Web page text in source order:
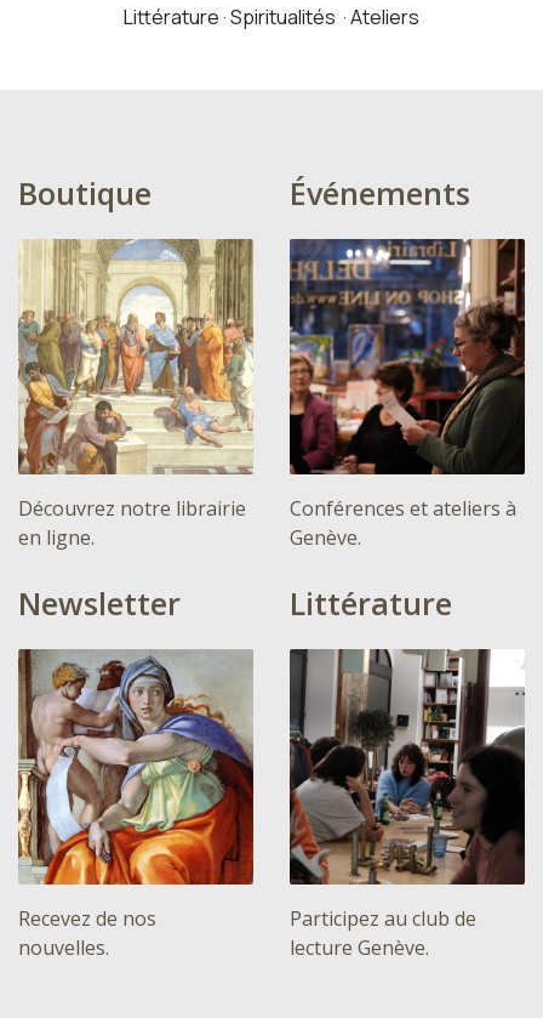
Littérature · Spiritualités · Ateliers
Boutique
Découvrez notre librairie
en ligne.
Événements
Conférences et ateliers à
Genève.
Newsletter
Recevez de nos
nouvelles.
Littérature
Participez au club de
lecture Genève.